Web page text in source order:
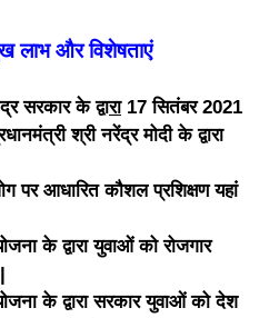
लाभ और विशेषताएं
सरकार के द्वारा17 सितंबर 2021
श्री नरेंद्र मोदी के द्वारा
पर आधारित कौशल प्रशिक्षण यहां
के द्वारा युवाओं को रोजगार
के द्वारा सरकार युवाओं को देश